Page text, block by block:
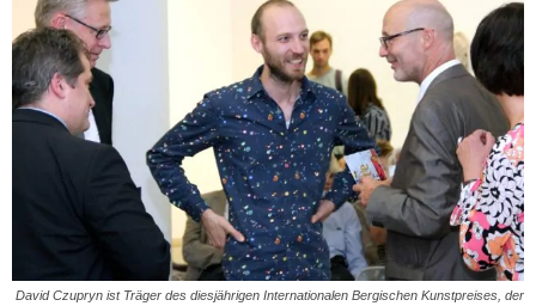
David Czupryn ist Träger des diesjährigen Internationalen Bergischen Kunstpreises, der